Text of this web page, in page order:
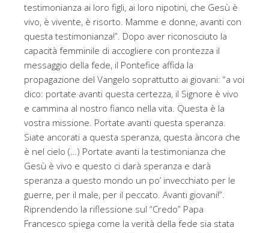
testimonianza ai loro figli, ai loro nipotini, che Gesù è
vivo, è vivente, è risorto. Mamme e donne, avanti con
questa testimonianza!”. Dopo aver riconosciuto la
capacità femminile di accogliere con prontezza il
messaggio della fede, il Pontefice affida la
propagazione del Vangelo soprattutto ai giovani: “a voi
dico: portate avanti questa certezza, il Signore è vivo
e cammina al nostro fianco nella vita. Questa è la
vostra missione. Portate avanti questa speranza.
Siate ancorati a questa speranza, questa àncora che
è nel cielo (…) Portate avanti la testimonianza che
Gesù è vivo e questo ci darà speranza e darà
speranza a questo mondo un po’ invecchiato per le
guerre, per il male, per il peccato. Avanti giovani!”.
Riprendendo la riflessione sul “Credo” Papa
Francesco spiega come la verità della fede sia stata